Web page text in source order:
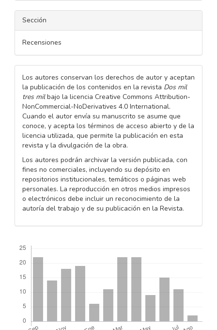
Sección
Recensiones
Los autores conservan los derechos de autor y aceptan
la publicación de los contenidos en la revista Dos mil
tres milbajo la licencia Creative Commons Attribution-
NonCommercial-NoDerivatives 4.0 International.
Cuando el autor envía su manuscrito se asume que
conoce, y acepta los términos de acceso abierto y de la
licencia utilizada, que permite la publicación en esta
revista y la divulgación de la obra.
Los autores podrán archivar la versión publicada, con
fines no comerciales, incluyendo su depósito en
repositorios institucionales, temáticos o páginas web
personales. La reproducción en otros medios impresos
o electrónicos debe incluir un reconocimiento de la
autoría del trabajo y de su publicación en la Revista.